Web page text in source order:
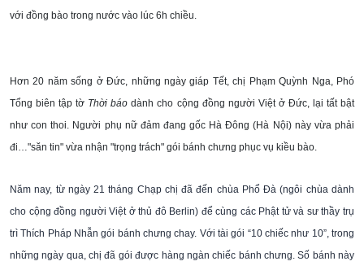
với đồng bào trong nước vào lúc 6h chiều.
Hơn 20 năm sống ở Đức, những ngày giáp Tết, chị Phạm Quỳnh Nga, Phó
Tổng biên tập tờ Thời báo dành cho cộng đồng người Việt ở Đức, lại tất bật
như con thoi. Người phụ nữ đảm đang gốc Hà Đông (Hà Nội) này vừa phải
đi…"săn tin" vừa nhận "trọng trách" gói bánh chưng phục vụ kiều bào.
Năm nay, từ ngày 21 tháng Chạp chị đã đến chùa Phổ Đà (ngôi chùa dành
cho cộng đồng người Việt ở thủ đô Berlin) để cùng các Phật tử và sư thầy trụ
trì Thích Pháp Nhẫn gói bánh chưng chay. Với tài gói “10 chiếc như 10”, trong
những ngày qua, chị đã gói được hàng ngàn chiếc bánh chưng. Số bánh này